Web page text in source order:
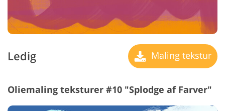
Ledig Maling tekstur
Oliemaling teksturer #10 "Splodge af Farver"